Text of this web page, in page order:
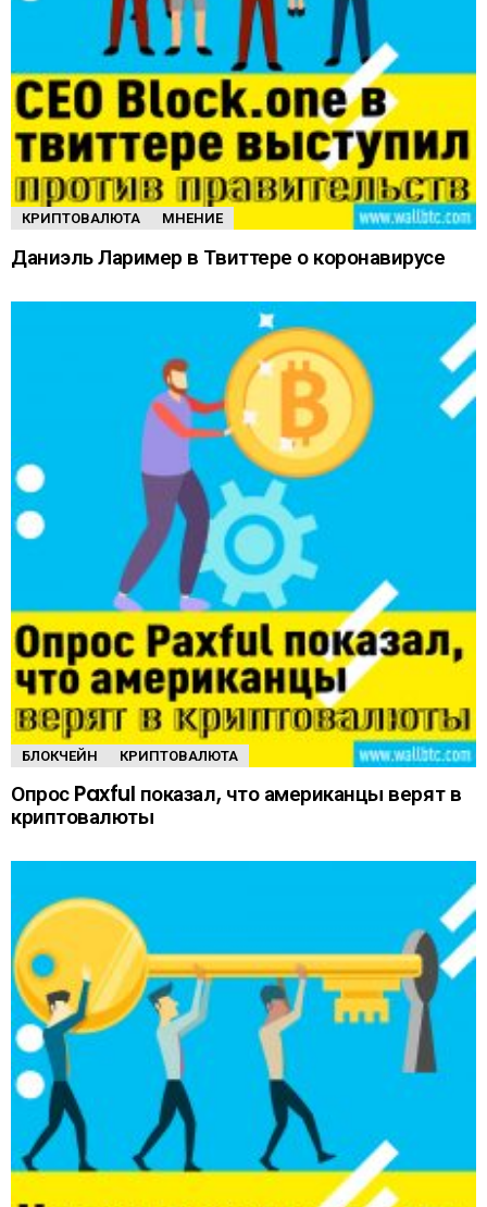
КРИПТОВАЛЮТА МНЕНИЕ
Даниэль Лаример в Твиттере о коронавирусе
БЛОКЧЕЙН КРИПТОВАЛЮТА
Опрос Paxful показал, что американцы верят в
криптовалюты